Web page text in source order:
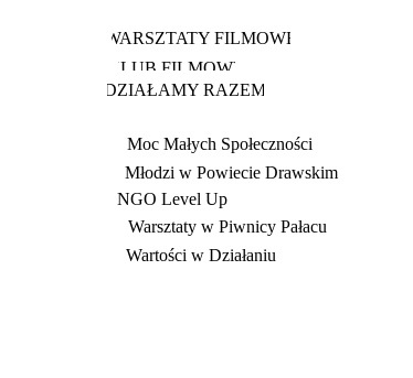
WARSZTATY FILMOWE
KLUB FILMOWY
DZIAŁAMY RAZEM
Moc Małych Społeczności
Młodzi w Powiecie Drawskim
NGO Level Up
Warsztaty w Piwnicy Pałacu
Wartości w Działaniu